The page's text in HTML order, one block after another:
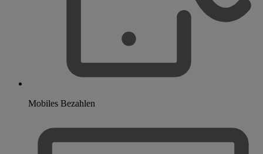
Mobiles Bezahlen